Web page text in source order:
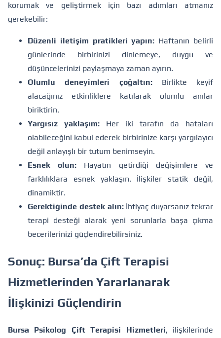
korumak ve geliştirmek için bazı adımları atmanız
gerekebilir:
Düzenli iletişim pratikleri yapın: Haftanın belirli
günlerinde birbirinizi dinlemeye, duygu ve
düşüncelerinizi paylaşmaya zaman ayırın.
Olumlu deneyimleri çoğaltın:Birlikte keyif
alacağınız etkinliklere katılarak olumlu anılar
biriktirin.
Yargısız yaklaşım: Her iki tarafın da hataları
olabileceğini kabul ederek birbirinize karşı yargılayıcı
değil anlayışlı bir tutum benimseyin.
Esnek olun: Hayatın getirdiği değişimlere ve
farklılıklara esnek yaklaşın. İlişkiler statik değil,
dinamiktir.
Gerektiğinde destek alın:İhtiyaç duyarsanız tekrar
terapi desteği alarak yeni sorunlarla başa çıkma
becerilerinizi güçlendirebilirsiniz.
Sonuç: Bursa’da Çift Terapisi
Hizmetlerinden Yararlanarak
İlişkinizi Güçlendirin
Bursa Psikolog Çift Terapisi Hizmetleri, ilişkilerinde